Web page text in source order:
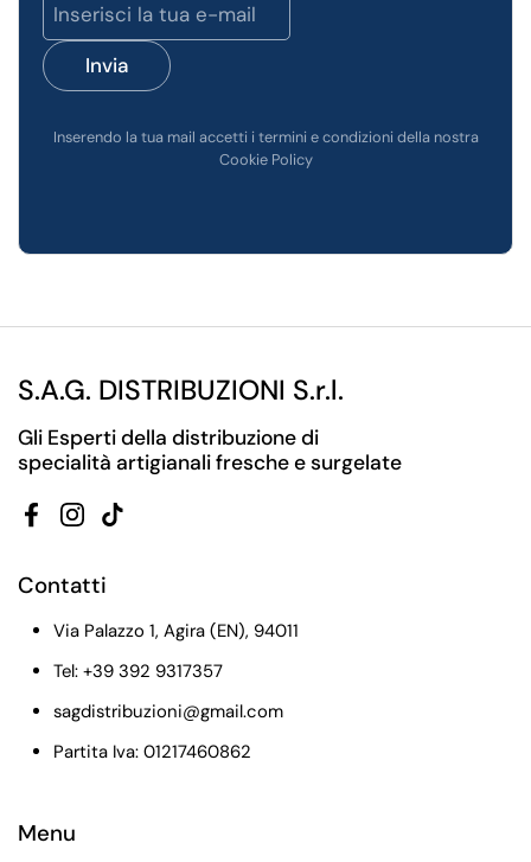
Invia
Inserendo la tua mail accetti i termini e condizioni della nostra
Cookie Policy
S.A.G. DISTRIBUZIONI S.r.l.
Gli Esperti della distribuzione di
specialità artigianali fresche e surgelate
Facebook
Instagram
TikTok
Contatti
Via Palazzo 1, Agira (EN), 94011
Tel: +39 392 9317357
sagdistribuzioni@gmail.com
Partita Iva: 01217460862
Menu